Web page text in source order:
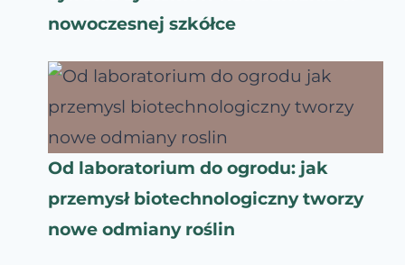
nowoczesnej szkółce
Od laboratorium do ogrodu: jak
przemysł biotechnologiczny tworzy
nowe odmiany roślin